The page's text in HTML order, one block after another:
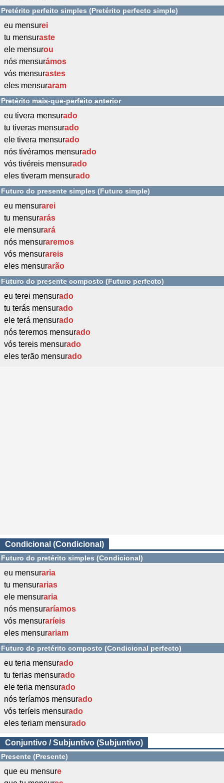
Pretérito perfeito simples (Pretérito perfecto simple)
eu mensurei
tu mensuraste
ele mensurou
nós mensurámos
vós mensurastes
eles mensuraram
Pretérito mais-que-perfeito anterior
eu tivera mensurado
tu tiveras mensurado
ele tivera mensurado
nós tivéramos mensurado
vós tivéreis mensurado
eles tiveram mensurado
Futuro do presente simples (Futuro simple)
eu mensurarei
tu mensurarás
ele mensurará
nós mensuraremos
vós mensurareis
eles mensurarão
Futuro do presente composto (Futuro perfecto)
eu terei mensurado
tu terás mensurado
ele terá mensurado
nós teremos mensurado
vós tereis mensurado
eles terão mensurado
Condicional (Condicional)
Futuro do pretérito simples (Condicional)
eu mensuraria
tu mensurarias
ele mensuraria
nós mensuraríamos
vós mensuraríeis
eles mensurariam
Futuro do pretérito composto (Condicional perfecto)
eu teria mensurado
tu terias mensurado
ele teria mensurado
nós teríamos mensurado
vós teríeis mensurado
eles teriam mensurado
Conjuntivo / Subjuntivo (Subjuntivo)
Presente (Presente)
que eu mensure